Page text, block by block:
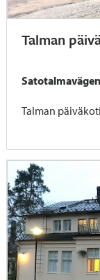
Talman
Talman